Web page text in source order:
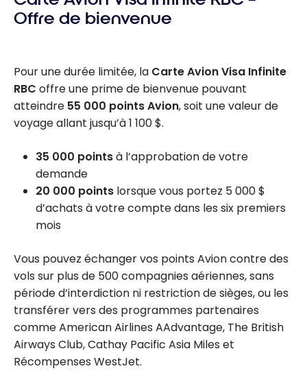
Offre de bienvenue
Pour une durée limitée, la Carte Avion Visa Infinite
RBC offre une prime de bienvenue pouvant
atteindre 55 000 points Avion, soit une valeur de
voyage allant jusqu’à 1 100 $.
35 000 pointsà l’approbation de votre
demande
20 000 points lorsque vous portez 5 000 $
d’achats à votre compte dans les six premiers
mois
Vous pouvez échanger vos points Avion contre des
vols sur plus de 500 compagnies aériennes, sans
période d’interdiction ni restriction de sièges, ou les
transférer vers des programmes partenaires
comme American Airlines AAdvantage, The British
Airways Club, Cathay Pacific Asia Miles et
Récompenses WestJet.